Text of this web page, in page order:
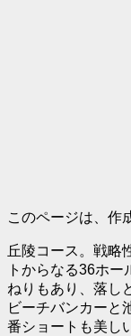
このページは、作
丘陵コース。戦略
トからなる36ホ
ねりもあり、落し
ビーチバンカーと
番ショートも美し